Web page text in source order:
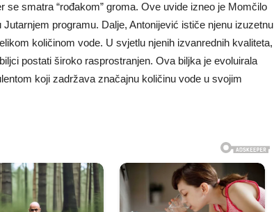
smatra “rođakom” groma. Ove uvide izneo je Momčilo
programu. Dalje, Antonijević ističe njenu izuzetnu
količinom vode. U svjetlu njenih izvanrednih kvaliteta,
postati široko rasprostranjen. Ova biljka je evoluirala
koji zadržava značajnu količinu vode u svojim